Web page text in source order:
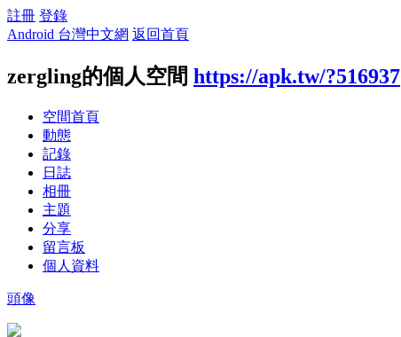
註冊 登錄
Android 台灣中文網 返回首頁
zergling的個人空間 https://apk.tw/?516937
空間首頁
動態
記錄
日誌
相冊
主題
分享
留言板
個人資料
頭像